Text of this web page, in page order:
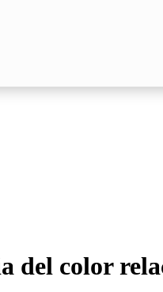
del color